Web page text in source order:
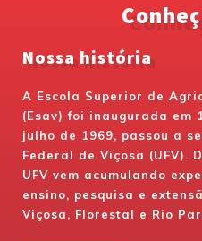
Nossa história
A Escola Superior de
(Esav) foi inaugurada em
julho de 1969, passou a
Federal de Viçosa (UFV).
UFV vem acumulando
ensino, pesquisa e
Viçosa, Florestal e Rio